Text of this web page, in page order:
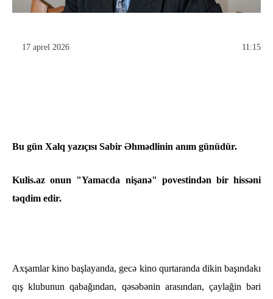
17 aprel 2026 11:15
Bu gün Xalq yazıçısı Sabir Əhmədlinin anım günüdür.
Kulis.az onun "Yamacda nişanə" povestindən bir hissəni
təqdim edir.
Axşamlar kino başlayanda, gecә kino qurtaranda dikin başındakı
qış klubunun qabağından, qәsәbәnin arasından, çaylağin bәri